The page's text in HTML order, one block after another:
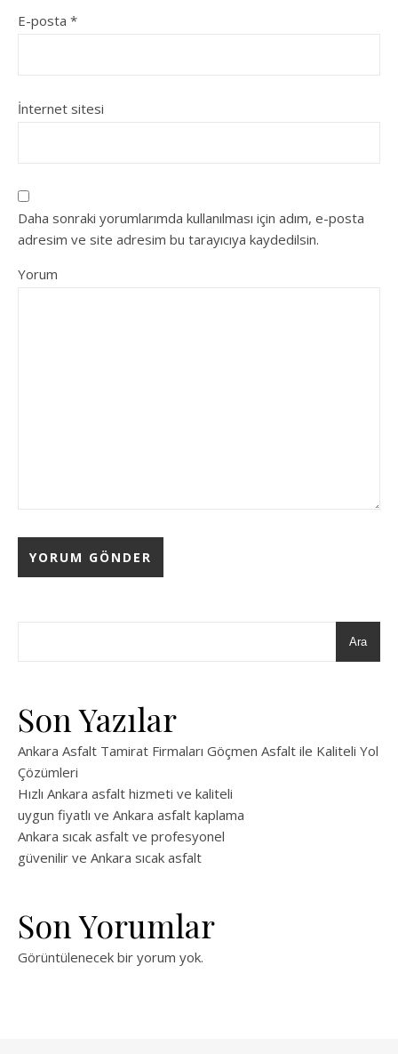
E-posta *
İnternet sitesi
Daha sonraki yorumlarımda kullanılması için adım, e-posta
adresim ve site adresim bu tarayıcıya kaydedilsin.
Yorum
Ara
Son Yazılar
Ankara Asfalt Tamirat Firmaları Göçmen Asfalt ile Kaliteli Yol
Çözümleri
Hızlı Ankara asfalt hizmeti ve kaliteli
uygun fiyatlı ve Ankara asfalt kaplama
Ankara sıcak asfalt ve profesyonel
güvenilir ve Ankara sıcak asfalt
Son Yorumlar
Görüntülenecek bir yorum yok.